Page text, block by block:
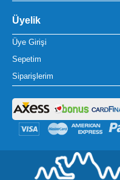
Üyelik
Üye Girişi
Sepetim
Siparişlerim